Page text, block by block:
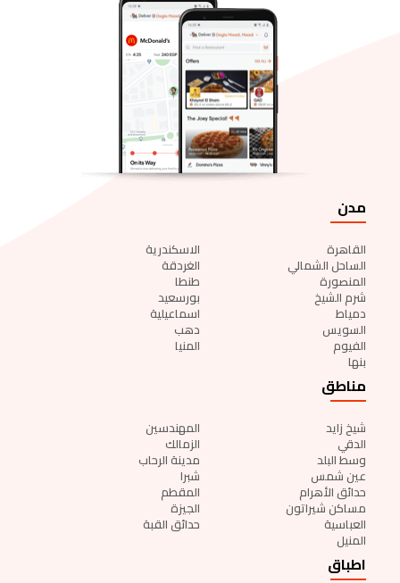
مدن
القاهرة الاسكندرية
الساحل الشمالي الغردقة
المنصورة طنطا
شرم الشيخ بورسعيد
دمياط اسماعيلية
السويس دهب
الفيوم المنيا
بنها
مناطق
شيخ زايد المهندسين
الدقي الزمالك
وسط البلد مدينة الرحاب
عين شمس شبرا
حدائق الأهرام المقطم
مساكن شيراتون الجيزة
العباسية حدائق القبة
المنيل
اطباق